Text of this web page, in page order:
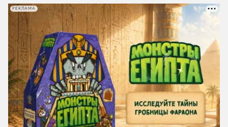
РЕКЛАМА